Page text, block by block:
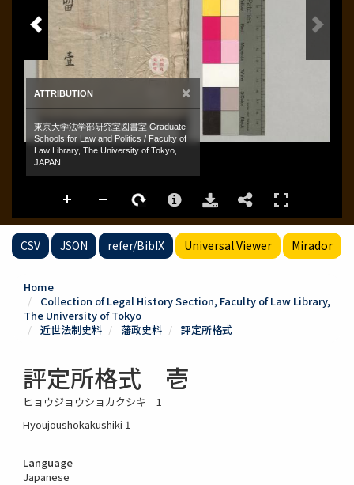
CSV JSON refer/BibIX Universal Viewer Mirador
Home
Collection of Legal History Section, Faculty of Law Library,
The University of Tokyo
近世法制史料
藩政史料 評定所格式
評定所格式 壱
ヒョウジョウショカクシキ 1
Hyoujoushokakushiki 1
Language
Japanese